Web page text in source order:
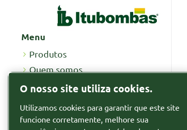
Menu
Produtos
Quem somos
Recursos
Notícias
O nosso site utiliza cookies.
Utilizamos cookies para garantir que este site
funcione corretamente, melhore sua